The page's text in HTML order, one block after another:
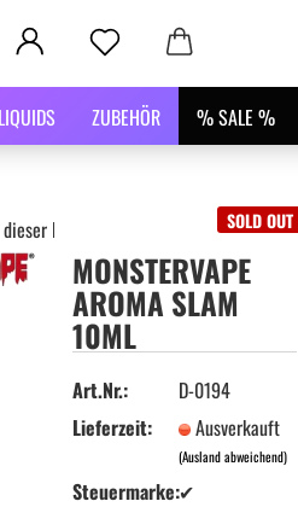
LIQUIDS ZUBEHÖR % SALE %
Kategorie SOLD OUT
MONSTERVAPE
AROMA SLAM
10ML
Art.Nr.:
D-0194
Lieferzeit:
Ausverkauft
(Ausland abweichend)
Steuermarke:✔